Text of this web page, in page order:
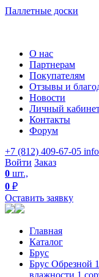
Паллетные доски
О нас
Партнерам
Покупателям
Отзывы и
Новости
Личный
Контакты
Форум
+7 (812) 409-67-05
Войти Заказ
0 шт.,
0 ₽
Оставить заявку
Главная
Каталог
Брус
Брус Обрезной
влажности 1